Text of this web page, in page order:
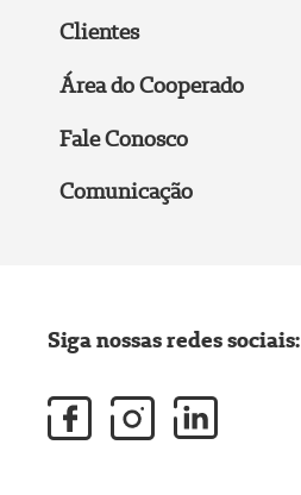
Clientes
Área do Cooperado
Fale Conosco
Comunicação
Siga nossas redes sociais: